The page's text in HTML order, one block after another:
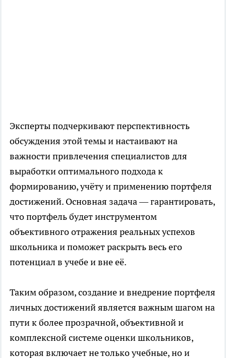
Эксперты подчеркивают перспективность
обсуждения этой темы и настаивают на
важности привлечения специалистов для
выработки оптимального подхода к
формированию, учёту и применению портфеля
достижений. Основная задача — гарантировать,
что портфель будет инструментом
объективного отражения реальных успехов
школьника и поможет раскрыть весь его
потенциал в учебе и вне её.
Таким образом, создание и внедрение портфеля
личных достижений является важным шагом на
пути к более прозрачной, объективной и
комплексной системе оценки школьников,
которая включает не только учебные, но и